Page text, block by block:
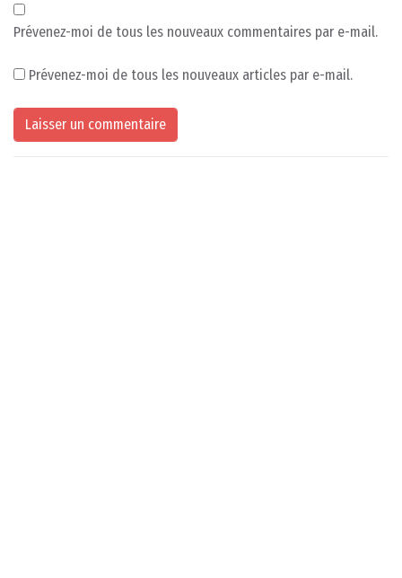
Prévenez-moi de tous les nouveaux commentaires par e-mail.
Prévenez-moi de tous les nouveaux articles par e-mail.